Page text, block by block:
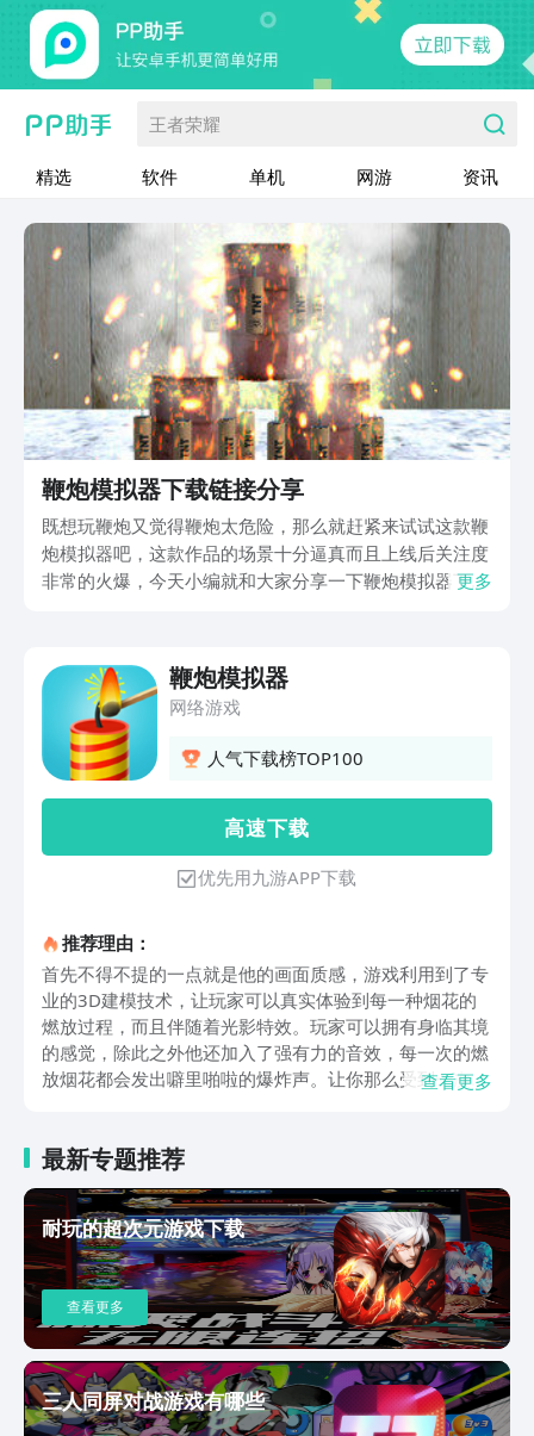
王者荣耀
精选 软件 单机 网游 资讯
鞭炮模拟器下载链接分享
既想玩鞭炮又觉得鞭炮太危险，那么就赶紧来试试这款鞭
炮模拟器吧，这款作品的场景十分逼真而且上线后关注度
非常的火爆，今天小编就和大家分享一下鞭炮模拟器下载
下来小编就详细和大家分享一下这款游戏的一些优势独特
之处。
更多
鞭炮模拟器
网络游戏
人气下载榜TOP100
高 速 下 载
优先用九游APP下载
推荐理由：
首先不得不提的一点就是他的画面质感，游戏利用到了专
业的3D建模技术，让玩家可以真实体验到每一种烟花的
燃放过程，而且伴随着光影特效。玩家可以拥有身临其境
的感觉，除此之外他还加入了强有力的音效，每一次的燃
放烟花都会发出噼里啪啦的爆炸声。让你那么受到一次又
扰。目前游戏当中的鞭炮种类多达几十种，无论是爆竹炸
弹还是窜天猴，玩家都可以随意在线挑战玩耍。而且还可
以将这些鞭炮进行组合，打造出不一样的燃放效果。最最
重要的就是他的傻瓜式操作，玩家只需点击下方的红色按
钮就可以完成鞭炮的引燃，逼真画面依次呈现在玩家面
前。鞭炮库里的所有鞭炮都无需玩家氪金就可以高效解
锁，在点燃鞭炮的一瞬间，火星四溅，逼真的烟雾效果让
不少玩家甚至觉得隔着屏都能够闻到火烧的味道，每一次
的画面都足以震撼玩家们的眼球，而且为了更加逼真，他
在鞭炮燃放完毕后还会在地上呈现出一滩黑黢黢的烧焦
物，真实感真的是满满。关于鞭炮模拟器下载地址，小编
查看更多
最新专题推荐
耐玩的超次元游戏下载
查看更多
三人同屏对战游戏有哪些